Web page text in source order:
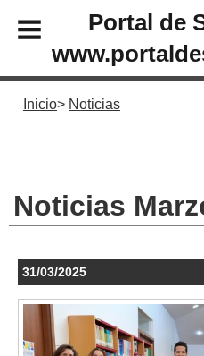
Portal de
Inicio Noticias
Noticias
31/03/2025